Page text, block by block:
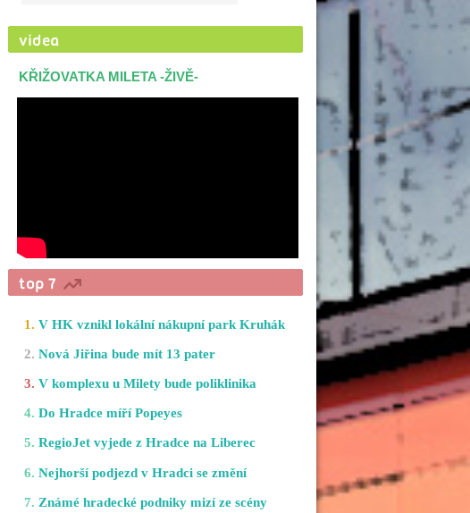
KŘIŽOVATKA MILETA -ŽIVĚ-
1. V HK vznikl lokální nákupní park Kruhák
2. Nová Jiřina bude mít 13 pater
3. V komplexu u Milety bude poliklinika
4. Do Hradce míří Popeyes
5. RegioJet vyjede z Hradce na Liberec
6. Nejhorší podjezd v Hradci se změní
7. Známé hradecké podniky mizí ze scény